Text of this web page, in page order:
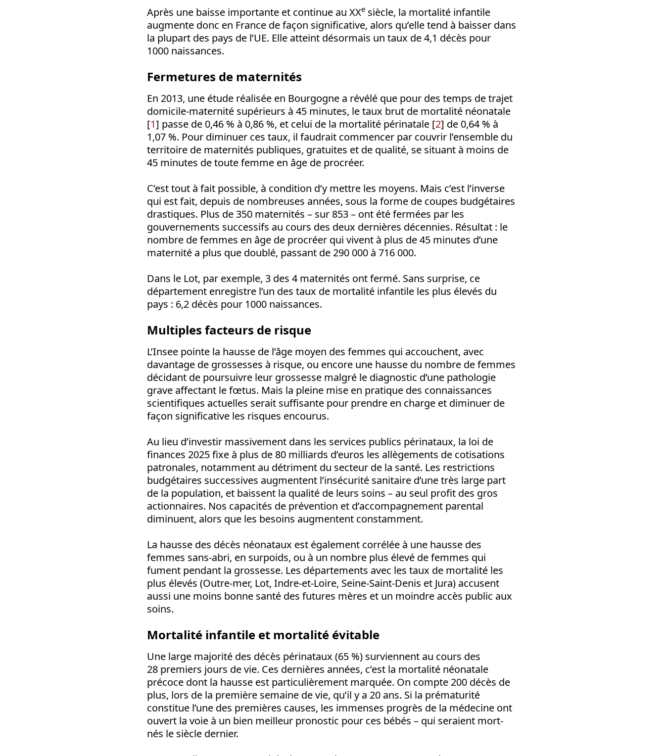
Après une baisse importante et continue au XXe siècle, la mortalité infantile
augmente donc en France de façon significative, alors qu’elle tend à baisser dans
la plupart des pays de l’UE. Elle atteint désormais un taux de 4,1 décès pour
1000 naissances.
Fermetures de maternités
En 2013, une étude réalisée en Bourgogne a révélé que pour des temps de trajet
domicile-maternité supérieurs à 45 minutes, le taux brut de mortalité néonatale
[1] passe de 0,46 % à 0,86 %, et celui de la mortalité périnatale [2] de 0,64 % à
1,07 %. Pour diminuer ces taux, il faudrait commencer par couvrir l’ensemble du
territoire de maternités publiques, gratuites et de qualité, se situant à moins de
45 minutes de toute femme en âge de procréer.
C’est tout à fait possible, à condition d’y mettre les moyens. Mais c’est l’inverse
qui est fait, depuis de nombreuses années, sous la forme de coupes budgétaires
drastiques. Plus de 350 maternités – sur 853 – ont été fermées par les
gouvernements successifs au cours des deux dernières décennies. Résultat : le
nombre de femmes en âge de procréer qui vivent à plus de 45 minutes d’une
maternité a plus que doublé, passant de 290 000 à 716 000.
Dans le Lot, par exemple, 3 des 4 maternités ont fermé. Sans surprise, ce
département enregistre l’un des taux de mortalité infantile les plus élevés du
pays : 6,2 décès pour 1000 naissances.
Multiples facteurs de risque
L’Insee pointe la hausse de l’âge moyen des femmes qui accouchent, avec
davantage de grossesses à risque, ou encore une hausse du nombre de femmes
décidant de poursuivre leur grossesse malgré le diagnostic d’une pathologie
grave affectant le fœtus. Mais la pleine mise en pratique des connaissances
scientifiques actuelles serait suffisante pour prendre en charge et diminuer de
façon significative les risques encourus.
Au lieu d’investir massivement dans les services publics périnataux, la loi de
finances 2025 fixe à plus de 80 milliards d’euros les allègements de cotisations
patronales, notamment au détriment du secteur de la santé. Les restrictions
budgétaires successives augmentent l’insécurité sanitaire d’une très large part
de la population, et baissent la qualité de leurs soins – au seul profit des gros
actionnaires. Nos capacités de prévention et d’accompagnement parental
diminuent, alors que les besoins augmentent constamment.
La hausse des décès néonataux est également corrélée à une hausse des
femmes sans-abri, en surpoids, ou à un nombre plus élevé de femmes qui
fument pendant la grossesse. Les départements avec les taux de mortalité les
plus élevés (Outre-mer, Lot, Indre-et-Loire, Seine-Saint-Denis et Jura) accusent
aussi une moins bonne santé des futures mères et un moindre accès public aux
soins.
Mortalité infantile et mortalité évitable
Une large majorité des décès périnataux (65 %) surviennent au cours des
28 premiers jours de vie. Ces dernières années, c’est la mortalité néonatale
précoce dont la hausse est particulièrement marquée. On compte 200 décès de
plus, lors de la première semaine de vie, qu’il y a 20 ans. Si la prématurité
constitue l’une des premières causes, les immenses progrès de la médecine ont
ouvert la voie à un bien meilleur pronostic pour ces bébés – qui seraient mort-
nés le siècle dernier.